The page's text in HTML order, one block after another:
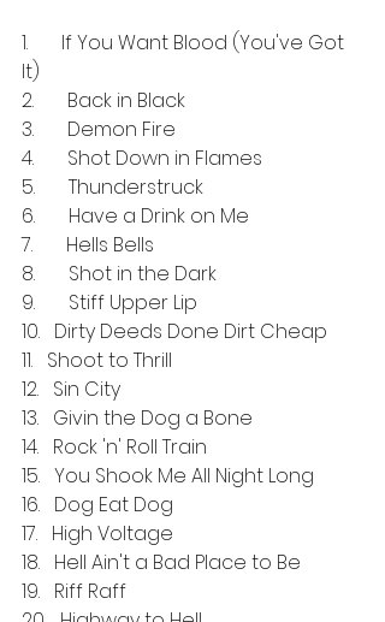
1.       If You Want Blood (You've Got
It)
2.       Back in Black
3.       Demon Fire
4.       Shot Down in Flames
5.       Thunderstruck
6.       Have a Drink on Me
7.       Hells Bells
8.       Shot in the Dark
9.       Stiff Upper Lip
10.   Dirty Deeds Done Dirt Cheap
11.   Shoot to Thrill
12.   Sin City
13.   Givin the Dog a Bone
14.   Rock 'n' Roll Train
15.   You Shook Me All Night Long
16.   Dog Eat Dog
17.   High Voltage
18.   Hell Ain't a Bad Place to Be
19.   Riff Raff